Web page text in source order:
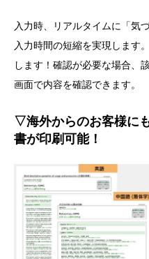
入力時、リアルタイムに「気
入力時間の短縮を実現します
します！確認が必要な場合、
画面で内容を確認できます。
▽海外からのお客様に
書が印刷可能！